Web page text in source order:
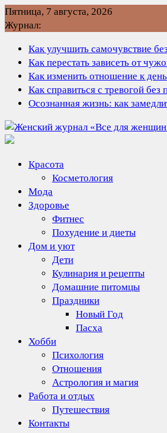
Перейти
к
Пятница, 7 августа, 2026
Журнал:
Как улучшить самочувствие
Как перестать зависеть от
Как изменить отношение к
Как справиться с тревогой без
Осознанная жизнь: как
Красота
Косметология
Мода
Здоровье
Фитнес
Похудение и диеты
Дом и уют
Дети
Кулинария и рецепты
Домашние питомцы
Праздники
Новый Год
Пасха
Хобби
Психология
Отношения
Астрология и магия
Работа и отдых
Путешествия
Контакты